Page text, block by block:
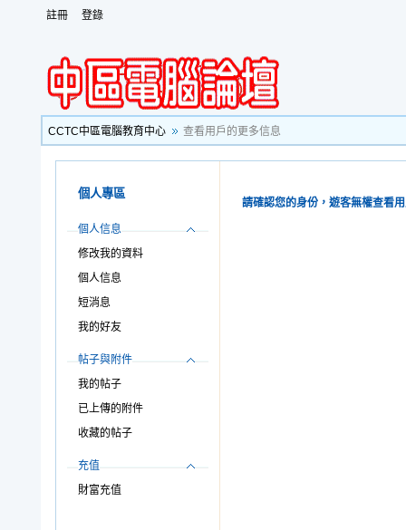
註冊 登錄
CCTC中區電腦教育中心 查看用戶的更多信息
個人專區
個人信息
修改我的資料
個人信息
短消息
我的好友
帖子與附件
我的帖子
已上傳的附件
收藏的帖子
充值
財富充值
請確認您的身份，遊客無權查看